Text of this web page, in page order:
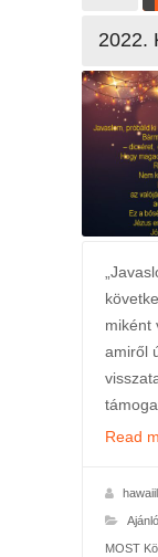
2022.
miként
amiről
Read
MOST